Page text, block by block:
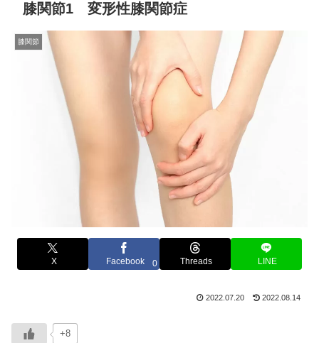
膝関節1 変形性膝関節症
膝関節
X Facebook 0 Threads LINE
2022.07.20 2022.08.14
+8